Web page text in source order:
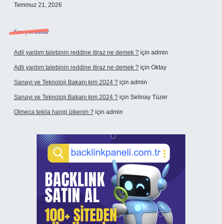
Temmuz 21, 2026
Son yorumlar
Adli yardım talebinin reddine itiraz ne demek ? için admin
Adli yardım talebinin reddine itiraz ne demek ? için Oktay
Sanayi ve Teknoloji Bakanı kim 2024 ? için admin
Sanayi ve Teknoloji Bakanı kim 2024 ? için Selinay Tüzer
Olmeca tekila hangi ülkenin ? için admin